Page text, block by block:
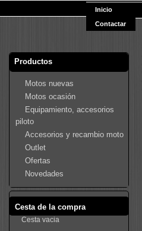
Inicio
Contactar
Productos
Motos nuevas
Motos ocasión
Equipamiento, accesorios
piloto
Accesorios y recambio moto
Outlet
Ofertas
Novedades
Cesta de la compra
Cesta vacia